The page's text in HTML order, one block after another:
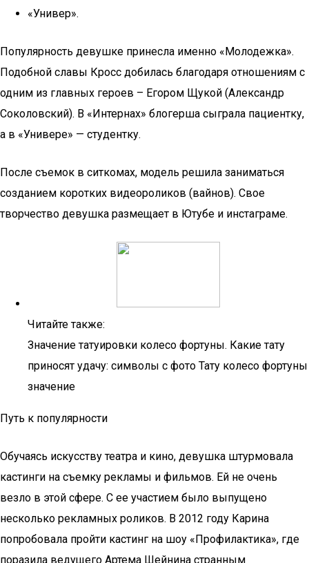
«Универ».
Популярность девушке принесла именно «Молодежка».
Подобной славы Кросс добилась благодаря отношениям с
одним из главных героев – Егором Щукой (Александр
Соколовский). В «Интернах» блогерша сыграла пациентку,
а в «Универе» — студентку.
После съемок в ситкомах, модель решила заниматься
созданием коротких видеороликов (вайнов). Свое
творчество девушка размещает в Ютубе и инстаграме.
Читайте также:
Значение татуировки колесо фортуны. Какие тату
приносят удачу: символы с фото Тату колесо фортуны
значение
Путь к популярности
Обучаясь искусству театра и кино, девушка штурмовала
кастинги на съемку рекламы и фильмов. Ей не очень
везло в этой сфере. С ее участием было выпущено
несколько рекламных роликов. В 2012 году Карина
попробовала пройти кастинг на шоу «Профилактика», где
поразила ведущего Артема Шейнина странным